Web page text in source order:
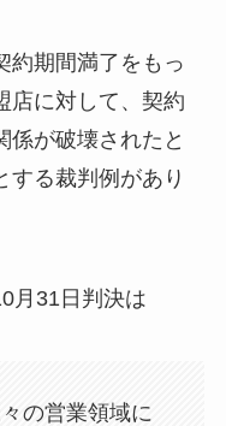
約期間満了をもっ
店に対して、契約
係が破壊されたと
する裁判例があり
月31日判決は
の営業領域に